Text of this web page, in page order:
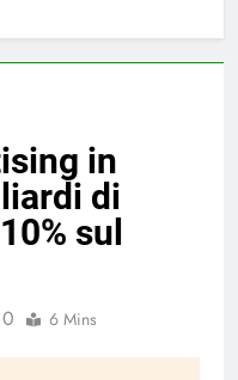
in
di
sul
0 6 Mins